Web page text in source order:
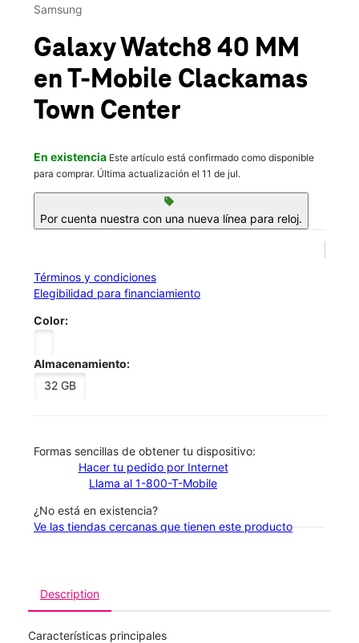
Mar.:10:00 a.m. a 8:00 p.m.
12130 SE 82nd Avenue Ste H142 Happy Valley, OR 97086
Samsung
Galaxy Watch8 40 MM
en T-Mobile Clackamas
Town Center
En existencia Este artículo está confirmado como disponible
para comprar. Última actualización el 11 de jul.
sell
Por cuenta nuestra con una nueva línea para reloj.
Términos y condiciones
Elegibilidad para financiamiento
Color:
Almacenamiento:
32 GB
​​​​​​​Formas sencillas de obtener tu dispositivo:
Hacer tu pedido por Internet
Llama al 1-800-T-Mobile
¿No está en existencia?
Ve las tiendas cercanas que tienen este producto
Description
Características principales